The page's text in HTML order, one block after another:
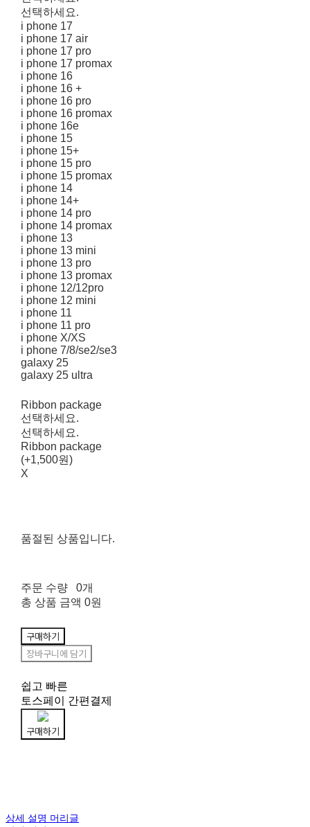
선택하세요.
i phone 17
i phone 17 air
i phone 17 pro
i phone 17 promax
i phone 16
i phone 16 +
i phone 16 pro
i phone 16 promax
i phone 16e
i phone 15
i phone 15+
i phone 15 pro
i phone 15 promax
i phone 14
i phone 14+
i phone 14 pro
i phone 14 promax
i phone 13
i phone 13 mini
i phone 13 pro
i phone 13 promax
i phone 12/12pro
i phone 12 mini
i phone 11
i phone 11 pro
i phone X/XS
i phone 7/8/se2/se3
galaxy 25
galaxy 25 ultra
Ribbon package
선택하세요.
선택하세요.
Ribbon package
(+1,500원)
X
품절된 상품입니다.
주문 수량
0개
총 상품 금액 0원
구매하기
장바구니에 담기
쉽고 빠른
토스페이 간편결제
구매하기
상세 설명 머리글